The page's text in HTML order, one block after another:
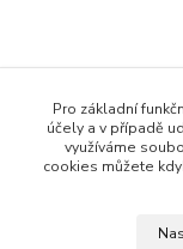
Všechno zboží
Zdroje a měřící
Pro základní
účely a v případě
využíváme
cookies můžete